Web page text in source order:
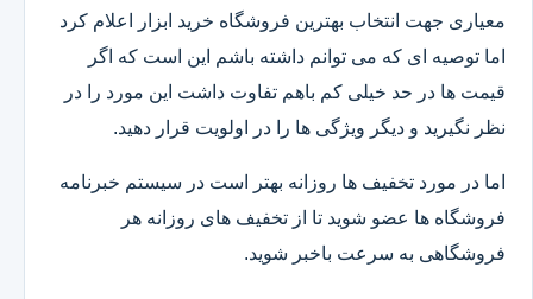
معیاری جهت انتخاب بهترین فروشگاه خرید ابزار اعلام کرد
اما توصیه ای که می توانم داشته باشم این است که اگر
قیمت ها در حد خیلی کم باهم تفاوت داشت این مورد را در
نظر نگیرید و دیگر ویژگی ها را در اولویت قرار دهید.
اما در مورد تخفیف ها روزانه بهتر است در سیستم خبرنامه
فروشگاه ها عضو شوید تا از تخفیف های روزانه هر
فروشگاهی به سرعت باخبر شوید.